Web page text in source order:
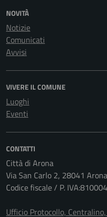
NOVITÀ
Notizie
Comunicati
Avvisi
VIVERE IL COMUNE
Luoghi
Eventi
CONTATTI
Città di Arona
Via San Carlo 2, 28041
Codice fiscale / P.
Ufficio Protocollo,